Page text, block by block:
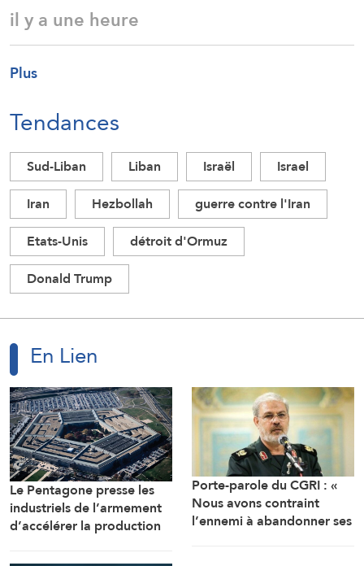
il y a une heure
Plus
Tendances
Sud-Liban Liban Israël
Israel
Iran
Hezbollah
guerre contre l'Iran
Etats-Unis
détroit d'Ormuz
Donald Trump
En Lien
Le Pentagone presse les
industriels de l’armement
d’accélérer la production
Porte-parole du CGRI : «
Nous avons contraint
l’ennemi à abandonner ses